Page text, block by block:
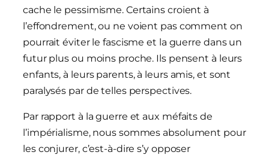
cache le pessimisme. Certains croient à
l’effondrement, ou ne voient pas comment on
pourrait éviter le fascisme et la guerre dans un
futur plus ou moins proche. Ils pensent à leurs
enfants, à leurs parents, à leurs amis, et sont
paralysés par de telles perspectives.
Par rapport à la guerre et aux méfaits de
l’impérialisme, nous sommes absolument pour
les conjurer, c’est-à-dire s’y opposer